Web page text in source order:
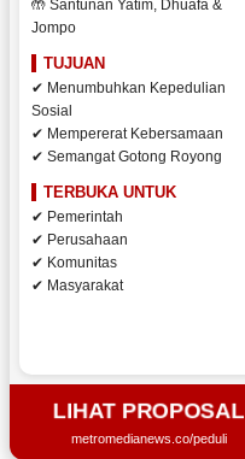
🤲 Santunan Yatim, Dhuafa &
Jompo
TUJUAN
✔ Menumbuhkan Kepedulian
Sosial
✔ Mempererat Kebersamaan
✔ Semangat Gotong Royong
TERBUKA UNTUK
✔ Pemerintah
✔ Perusahaan
✔ Komunitas
✔ Masyarakat
LIHAT PROPOSAL
metromedianews.co/peduli